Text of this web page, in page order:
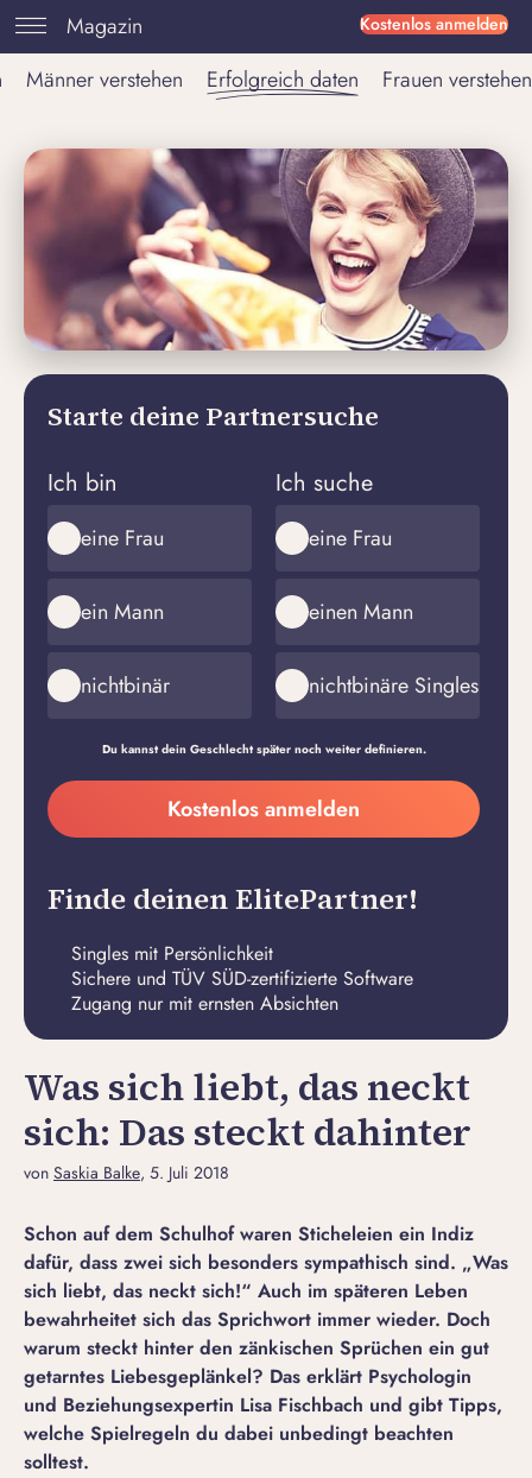
Kostenlos anmelden
Magazin
Männer verstehen Erfolgreich daten Frauen verstehen
Starte deine Partnersuche
Ich bin
eine Frau
ein Mann
nichtbinär
Ich suche
eine Frau
einen Mann
nichtbinäre Singles
Du kannst dein Geschlecht später noch weiter definieren.
Meine
E-
Adresse
erstellen
Kostenlos anmelden
Finde deinen ElitePartner!
Singles mit Persönlichkeit
Sichere und TÜV SÜD-zertifizierte Software
Zugang nur mit ernsten Absichten
Was sich liebt, das neckt
sich: Das steckt dahinter
von Saskia Balke, 5. Juli 2018
Schon auf dem Schulhof waren Sticheleien ein Indiz
dafür, dass zwei sich besonders sympathisch sind. „Was
sich liebt, das neckt sich!“ Auch im späteren Leben
bewahrheitet sich das Sprichwort immer wieder. Doch
warum steckt hinter den zänkischen Sprüchen ein gut
getarntes Liebesgeplänkel? Das erklärt Psychologin
und Beziehungsexpertin Lisa Fischbach und gibt Tipps,
welche Spielregeln du dabei unbedingt beachten
solltest.